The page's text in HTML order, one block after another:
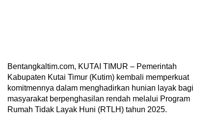
Bentangkaltim.com, KUTAI TIMUR – Pemerintah
Kabupaten Kutai Timur (Kutim) kembali memperkuat
komitmennya dalam menghadirkan hunian layak bagi
masyarakat berpenghasilan rendah melalui Program
Rumah Tidak Layak Huni (RTLH) tahun 2025.